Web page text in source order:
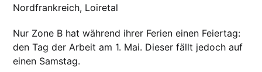
Nordfrankreich, Loiretal
Nur Zone B hat während ihrer Ferien einen Feiertag:
den Tag der Arbeit am 1. Mai. Dieser fällt jedoch auf
einen Samstag.